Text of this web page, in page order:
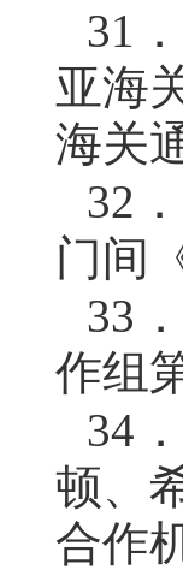
31．
亚海
海关
32．
门间
33．
作组
34．
顿、
合作